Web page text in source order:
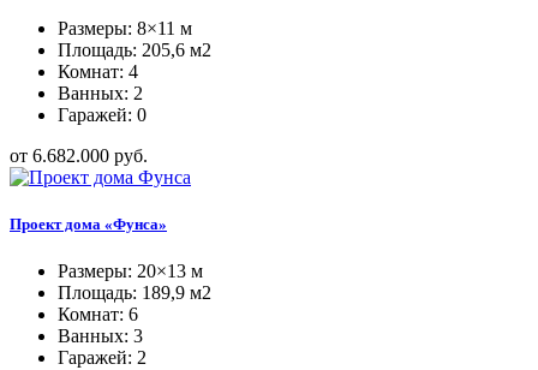
Размеры: 8×11 м
Площадь: 205,6 м2
Комнат: 4
Ванных: 2
Гаражей: 0
от 6.682.000 руб.
Проект дома «Фунса»
Размеры: 20×13 м
Площадь: 189,9 м2
Комнат: 6
Ванных: 3
Гаражей: 2